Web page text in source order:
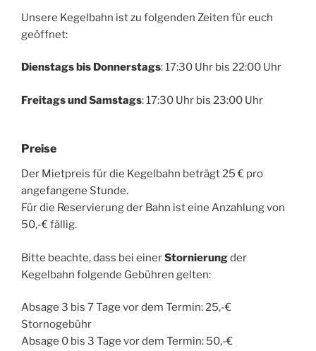
Unsere Kegelbahn ist zu folgenden Zeiten für euch
geöffnet:
Dienstags bis Donnerstags: 17:30 Uhr bis 22:00 Uhr
Freitags und Samstags: 17:30 Uhr bis 23:00 Uhr
Preise
Der Mietpreis für die Kegelbahn beträgt 25 € pro
angefangene Stunde.
Für die Reservierung der Bahn ist eine Anzahlung von
50,-€ fällig.
Bitte beachte, dass bei einerStornierungder
Kegelbahn folgende Gebühren gelten:
Absage 3 bis 7 Tage vor dem Termin: 25,-€
Stornogebühr
Absage 0 bis 3 Tage vor dem Termin: 50,-€